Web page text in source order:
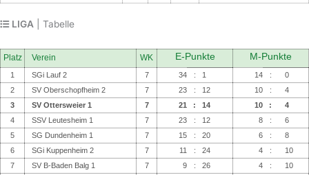
LIGA | Tabelle
Platz Verein WK
1 SGi Lauf 2 7 34 : 1 14 :
0
2
SV Oberschopfheim 2 7 23 : 12 10 :
4
3
SV Ottersweier 1 7 21 : 14 10 :
4
4
SSV Leutesheim 1 7 23 : 12 8 :
6
5
SG Dundenheim 1 7 15 : 20 6 :
8
6
SGi Kuppenheim 2 7 11 : 24 4 :
10
7
SV B-Baden Balg 1 7 9 : 26 4 :
10